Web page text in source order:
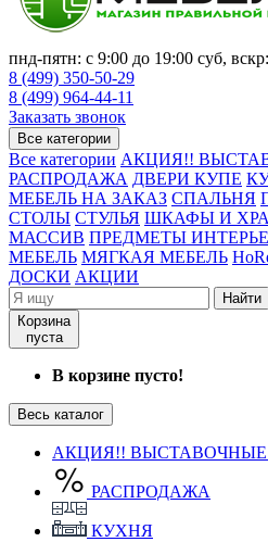
пнд-пятн: с 9:00 до 19:00 суб,
8 (499) 350-50-29
8 (499) 964-44-11
Заказать звонок
Все категории
Все категории АКЦИЯ!!
РАСПРОДАЖА ДВЕРИ КУПЕ
МЕБЕЛЬ НА ЗАКАЗ СПАЛЬНЯ
СТОЛЫ СТУЛЬЯ ШКАФЫ И
МАССИВ ПРЕДМЕТЫ
МЕБЕЛЬ МЯГКАЯ МЕБЕЛЬ
ДОСКИ АКЦИИ
Найти
Корзина
пуста
В корзине пусто!
Весь каталог
АКЦИЯ!! ВЫСТАВОЧНЫЕ
РАСПРОДАЖА
КУХНЯ